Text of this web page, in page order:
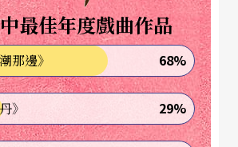
國王發現真相而大發雷霆，藝術
、燈光效果，在原來作品的周圍
著迷而信服的「第二件作品」，
究的念頭。
地面的微弱燭火，燈火搖曳的光
最佳年度戲曲作品
那邊》 68%
》 29%